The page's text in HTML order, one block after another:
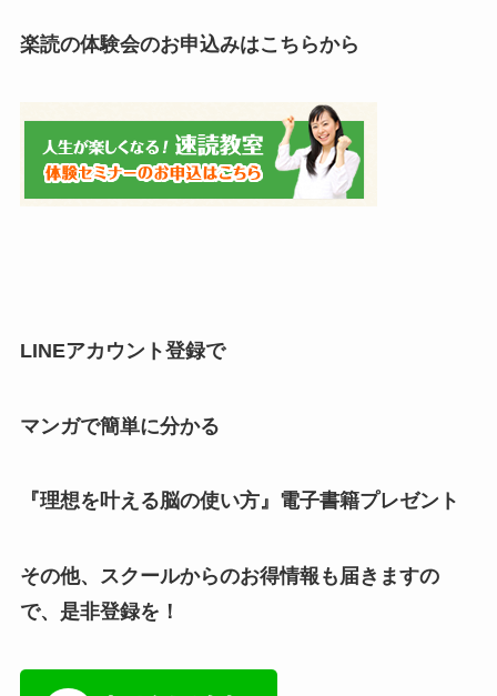
楽読の体験会のお申込みはこちらから
LINEアカウント登録で
マンガで簡単に分かる
『理想を叶える脳の使い方』電子書籍プレゼント
その他、スクールからのお得情報も届きますの
で、是非登録を！